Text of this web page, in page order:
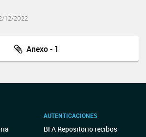
12/2022
Anexo - 1
AUTENTICACIONES
BFA Repositorio recibos